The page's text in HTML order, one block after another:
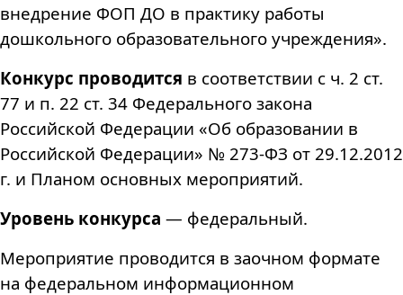
внедрение ФОП ДО в практику работы
дошкольного образовательного учреждения».
Конкурс проводится в соответствии с ч. 2 ст.
77 и п. 22 ст. 34 Федерального закона
Российской Федерации «Об образовании в
Российской Федерации» № 273-ФЗ от 29.12.2012
г. и Планом основных мероприятий.
Уровень конкурса — федеральный.
Мероприятие проводится в заочном формате
на федеральном информационном